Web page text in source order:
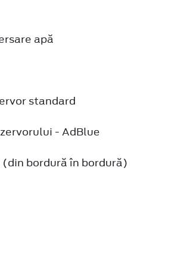
apă
standard
- AdBlue
bordură în bordură)